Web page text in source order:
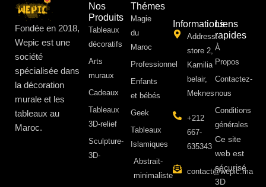
Fondée en 2018,
Wepic est une
société
spécialisée dans
la décoration
murale et les
tableaux au
Maroc.
Nos
Produits
Tableaux
décoratifs
Arts
muraux
Cadeaux
Tableaux
3D-relief
Sculpture-
3D-
Thémes
Magie
du
Maroc
Professionnel
Enfants
et bébés
Geek
Tableaux
Islamiques
Abstrait-
minimaliste
Informations
Address:
store 2,
Kamilia
belair,
Meknes
+212
667-
635343
contact@wepic.ma
Liens
rapides
À
Propos ​
Contactez-
nous
Conditions
générales
Ce site
web est
sécurisé
3D